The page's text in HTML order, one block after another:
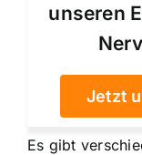
unseren
Jetzt
Es gibt